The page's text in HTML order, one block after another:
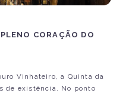
CORAÇÃO DO
Vinhateiro, a Quinta da
de existência. No ponto